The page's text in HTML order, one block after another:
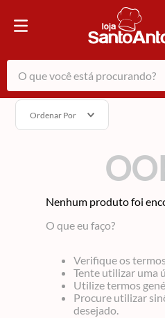
O que você está procurando?
Ordenar Por
Nenhum produto foi
O que eu faço?
Verifique os
Tente utilizar uma
Utilize termos
Procure utilizar
desejado.